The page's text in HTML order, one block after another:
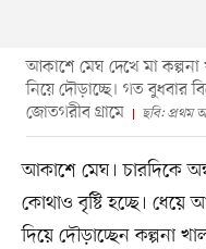
আকাশে মেঘ দেখে মা
নিয়ে দৌড়াচ্ছে। গত বুধবার
জোতগরীব গ্রামে
ছবি: প্রথম
আকাশে মেঘ। চারদিকে
কোথাও বৃষ্টি হচ্ছে। ধেয়ে
দিয়ে দৌড়াচ্ছেন কল্পনা